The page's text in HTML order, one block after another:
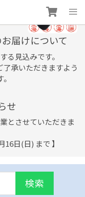
届けについて
る見込みです。
承いただきますよう
せ
とさせていただきま
16日(日) まで 】
検索